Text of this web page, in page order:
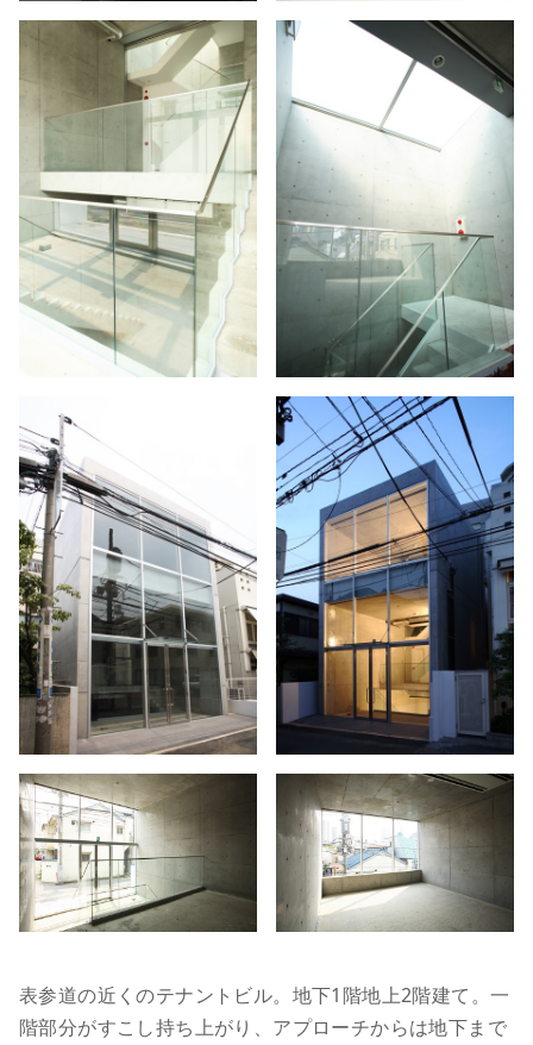
表参道の近くのテナントビル。地下1階地上2階建て。一
階部分がすこし持ち上がり、アプローチからは地下まで